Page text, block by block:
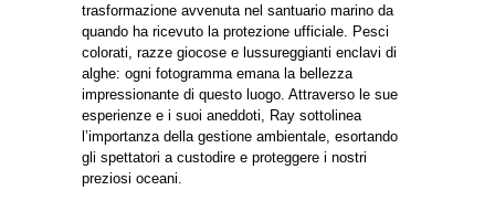
trasformazione avvenuta nel santuario marino da
quando ha ricevuto la protezione ufficiale. Pesci
colorati, razze giocose e lussureggianti enclavi di
alghe: ogni fotogramma emana la bellezza
impressionante di questo luogo. Attraverso le sue
esperienze e i suoi aneddoti, Ray sottolinea
l’importanza della gestione ambientale, esortando
gli spettatori a custodire e proteggere i nostri
preziosi oceani.